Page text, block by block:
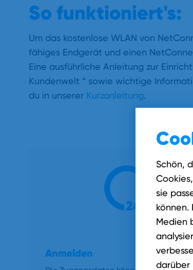
Schön,
sie
können.
Medien
darüber
So funktioniert's:
Um das kostenlose WLAN von
fähiges Endgerät und einen
Eine ausführliche Anleitung zur
Kundenwelt “ sowie wichtige
du in unserer Kurzanleitung.
Anmelden